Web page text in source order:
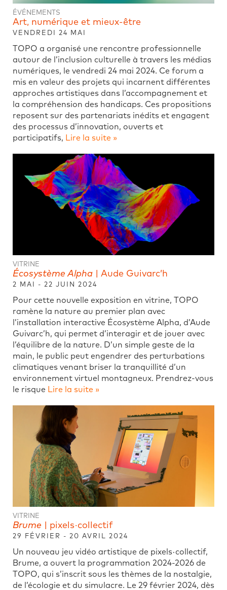
ÉVÉNEMENTS
Art, numérique et mieux-être
VENDREDI 24 MAI
TOPO a organisé une rencontre professionnelle
autour de l’inclusion culturelle à travers les médias
numériques, le vendredi 24 mai 2024. Ce forum a
mis en valeur des projets qui incarnent différentes
approches artistiques dans l’accompagnement et
la compréhension des handicaps. Ces propositions
reposent sur des partenariats inédits et engagent
des processus d’innovation, ouverts et
participatifs, Lire la suite »
VITRINE
Écosystème Alpha | Aude Guivarc’h
2 MAI - 22 JUIN 2024
Pour cette nouvelle exposition en vitrine, TOPO
ramène la nature au premier plan avec
l’installation interactive Écosystème Alpha, d’Aude
Guivarc’h, qui permet d’interagir et de jouer avec
l’équilibre de la nature. D’un simple geste de la
main, le public peut engendrer des perturbations
climatiques venant briser la tranquillité d’un
environnement virtuel montagneux. Prendrez-vous
le risque Lire la suite »
VITRINE
Brume | pixels·collectif
29 FÉVRIER - 20 AVRIL 2024
Un nouveau jeu vidéo artistique de pixels·collectif,
Brume, a ouvert la programmation 2024-2026 de
TOPO, qui s’inscrit sous les thèmes de la nostalgie,
de l’écologie et du simulacre. Le 29 février 2024, dès